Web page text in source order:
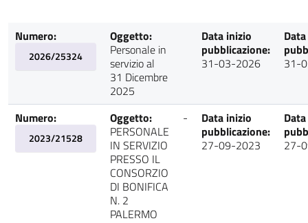
Numero:
2026/25324
Oggetto:
Personale in
servizio al
31 Dicembre
2025
Data inizio
pubblicazione:
31-03-2026
31-
Numero:
2023/21528
Oggetto:
PERSONALE
IN SERVIZIO
PRESSO IL
CONSORZIO
DI BONIFICA
N. 2
PALERMO
-
Data inizio
pubblicazione:
27-09-2023
27-